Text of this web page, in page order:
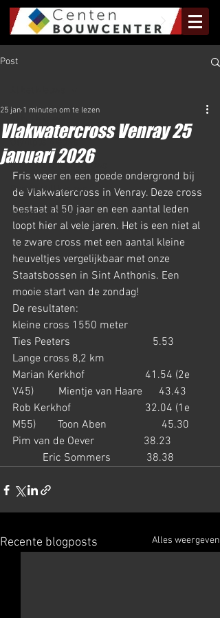
Post
Olympus Nieuws
Halve Marathon Nieuws
Rundje Mill Nieuws
Kuilenloop Nieuws
Vlakwatercross Venray 25
januari 2026
25 jan 1 minuten om te lezen
Fris weer en een goede ondergrond bij
de Vlakwatercross in Venray. Deze cross
bestaat al 50 jaar en een aantal leden
loopt hier al vele jaren. Het is een niet al
te zware cross met een aantal kleine
heuveltjes vergelijkbaar met onze
Staatsbossen in Sint Anthonis. Een
mooie start van de zondag!
De resultaten:
kleine cross 1550 meter
Ties Peeters                              5.53
Lange cross 8,2 km
Marian Kerkhof                      41.54 (2e
V45)         Mientje van Haare      43.43
Rob Kerkhof                           32.04 (1e
M55)        Toon Aben                    45.30
Pim van de Oever                  38.23
           Eric Sommers             38.38
Recente blogposts Alles weergeven